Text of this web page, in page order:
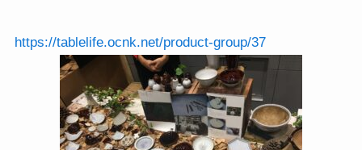
https://tablelife.ocnk.net/product-group/37